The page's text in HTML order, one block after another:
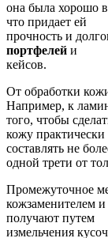
она была хорошо
что придает ей
прочность и
портфелей и
кейсов.
От обработки
Например, к
того, чтобы
кожу
составлять не
одной трети от
Промежуточное
кожзаменителем
получают путем
измельчения